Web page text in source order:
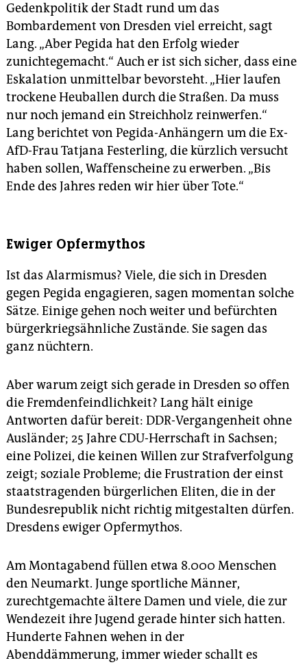
Gedenkpolitik der Stadt rund um das
Bombardement von Dresden viel erreicht, sagt
Lang. „Aber Pegida hat den Erfolg wieder
zunichtegemacht.“ Auch er ist sich sicher, dass eine
Eskalation unmittelbar bevorsteht. „Hier laufen
trockene Heuballen durch die Straßen. Da muss
nur noch jemand ein Streichholz reinwerfen.“
Lang berichtet von Pegida-Anhängern um die Ex-
AfD-Frau Tatjana Festerling, die kürzlich versucht
haben sollen, Waffenscheine zu erwerben. „Bis
Ende des Jahres reden wir hier über Tote.“
Ewiger Opfermythos
Ist das Alarmismus? Viele, die sich in Dresden
gegen Pegida engagieren, sagen momentan solche
Sätze. Einige gehen noch weiter und befürchten
bürgerkriegsähnliche Zustände. Sie sagen das
ganz nüchtern.
Aber warum zeigt sich gerade in Dresden so offen
die Fremdenfeindlichkeit? Lang hält einige
Antworten dafür bereit: DDR-Vergangenheit ohne
Ausländer; 25 Jahre CDU-Herrschaft in Sachsen;
eine Polizei, die keinen Willen zur Strafverfolgung
zeigt; soziale Probleme; die Frustration der einst
staatstragenden bürgerlichen Eliten, die in der
Bundesrepublik nicht richtig mitgestalten dürfen.
Dresdens ewiger Opfermythos.
Am Montagabend füllen etwa 8.000 Menschen
den Neumarkt. Junge sportliche Männer,
zurechtgemachte ältere Damen und viele, die zur
Wendezeit ihre Jugend gerade hinter sich hatten.
Hunderte Fahnen wehen in der
Abenddämmerung, immer wieder schallt es